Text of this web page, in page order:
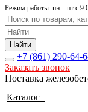
Режим работы: пн – пт с
Найти
+7 (861) 290-64-
Заказать звонок
Поставка
Каталог